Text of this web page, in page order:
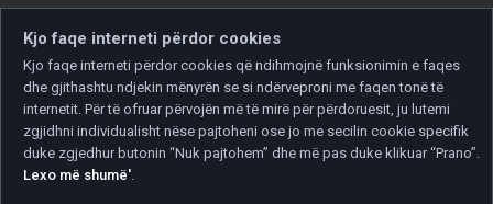
Copyright © 2026 Developed by
Kjo faqe interneti përdor cookies
Kjo faqe interneti përdor cookies që ndihmojnë funksionimin e faqes
dhe gjithashtu ndjekin mënyrën se si ndërveproni me faqen tonë të
internetit. Për të ofruar përvojën më të mirë për përdoruesit, ju lutemi
zgjidhni individualisht nëse pajtoheni ose jo me secilin cookie specifik
duke zgjedhur butonin “Nuk pajtohem” dhe më pas duke klikuar “Prano”.
Lexo më shumë'.